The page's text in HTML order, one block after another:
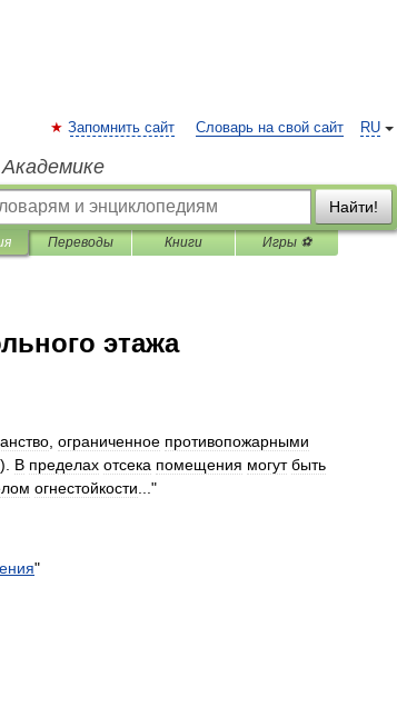
RU
Запомнить сайт Словарь на свой сайт
Найти!
Переводы Книги Игры ⚽
этажа
ограниченное противопожарными
). В пределах отсека помещения могут быть
огнестойкости ..."
"